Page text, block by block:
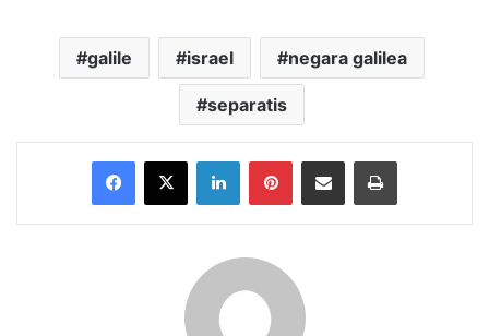
galile israel negara galilea
separatis
Facebook
X LinkedInPinterestShare via Email Print